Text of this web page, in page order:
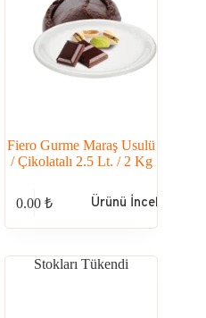
Fiero Gurme Maraş Usulü
/ Çikolatalı 2.5 Lt. / 2 Kg
0.00₺ Ürünü İncele
Stokları Tükendi